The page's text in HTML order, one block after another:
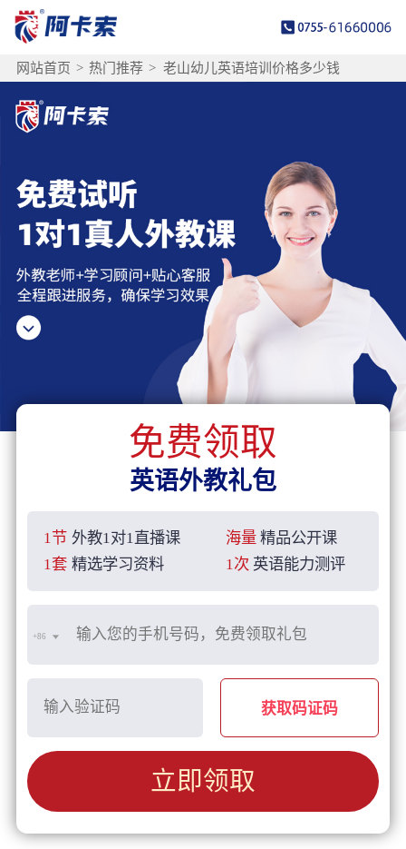
网站首页 > 热门推荐 > 老山幼儿英语培训价格多少钱
免费领取
英语外教礼包
1节 外教1对1直播课 海量 精品公开课
1套 精选学习资料 1次 英语能力测评
+86
获取码证码
立即领取